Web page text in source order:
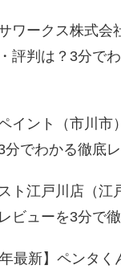
ワークス株式会
評判は？3分で
イント（市川市
分でわかる徹底レ
ト江戸川店（江
ビューを3分で
年最新】ペンタ